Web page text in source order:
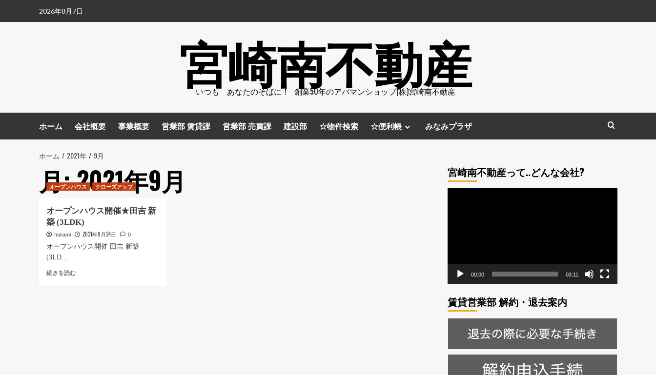
プ
2026年8月7日
宮崎南不動産
いつも あなたのそばに！ 創業50年のアパマンショップ(株)宮崎南不動産
ホーム 会社概要 事業概要 営業部 賃貸課 営業部 売買課 建設部 ☆物件検索 ☆便利帳 みなみプラザ
ホーム 2021年 9月
月:2021年9月
オープンハウス クローズアップ
オープンハウス開催★田吉 新
築 (3LDK)
minami 2021年9月24日 0
オープンハウス開催 田吉 新築
(3LD...
続きを読むオ
宮崎南不動産って..どんな会社?
ー
00:00 03:11
賃貸営業部 解約・退去案内